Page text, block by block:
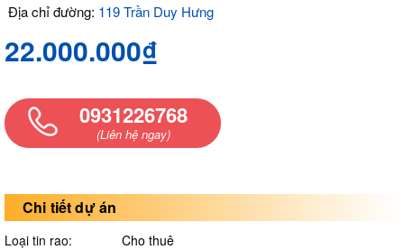
Địa chỉ đường: 119 Trần Duy Hưng
22.000.000₫
0931226768
(Liên hệ ngay)
Chi tiết dự án
Loại tin rao: Cho thuê